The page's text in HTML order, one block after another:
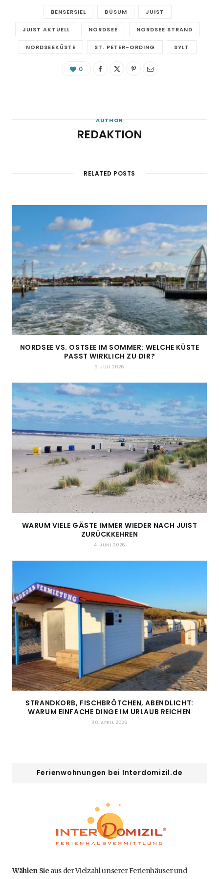
BENSERSIEL BÜSUM JUIST
JUIST AKTUELL NORDSEE NORDSEE STRAND
NORDSEEKÜSTE ST. PETER-ORDING SYLT
0
AUTHOR
REDAKTION
RELATED POSTS
NORDSEE VS. OSTSEE IM SOMMER: WELCHE KÜSTE
PASST WIRKLICH ZU DIR?
2. JULI 2026
WARUM VIELE GÄSTE IMMER WIEDER NACH JUIST
ZURÜCKKEHREN
4. JUNI 2026
STRANDKORB, FISCHBRÖTCHEN, ABENDLICHT:
WARUM EINFACHE DINGE IM URLAUB REICHEN
30. APRIL 2026
Ferienwohnungen bei Interdomizil.de
Wählen Sie aus der Vielzahl unserer Ferienhäuser und